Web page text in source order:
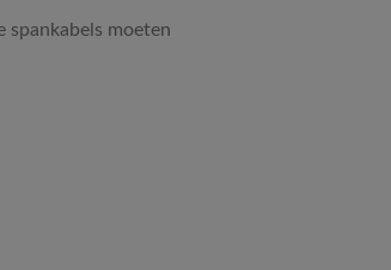
spankabels moeten